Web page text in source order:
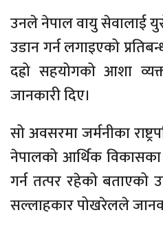
उनले नेपाल वायु सेवालाई
उडान गर्न लगाइएको
दह्रो सहयोगको आशा
जानकारी दिए।
सो अवसरमा जर्मनीका
नेपालको आर्थिक
गर्न तत्पर रहेको बताएको
सल्लाहकार पोखरेलले